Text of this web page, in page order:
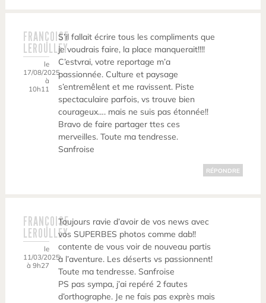
FRANÇOISE
LEROULLEY
le
17/08/2025
à
10h11
S’il fallait écrire tous les compliments que
je voudrais faire, la place manquerait!!!!
C’estvrai, votre reportage m’a
passionnée. Culture et paysage
s’entremêlent et me ravissent. Piste
spectaculaire parfois, vs trouve bien
courageux…. mais ne suis pas étonnée!!
Bravo de faire partager ttes ces
merveilles. Toute ma tendresse.
Sanfroise
RÉPONDRE
FRANÇOISE
LEROULLEY
le
11/03/2025
à 9h27
Toujours ravie d’avoir de vos news avec
vos SUPERBES photos comme dab!!
contente de vous voir de nouveau partis
à l’aventure. Les déserts vs passionnent!
Toute ma tendresse. Sanfroise
PS pas sympa, j’ai repéré 2 fautes
d’orthographe. Je ne fais pas exprès mais